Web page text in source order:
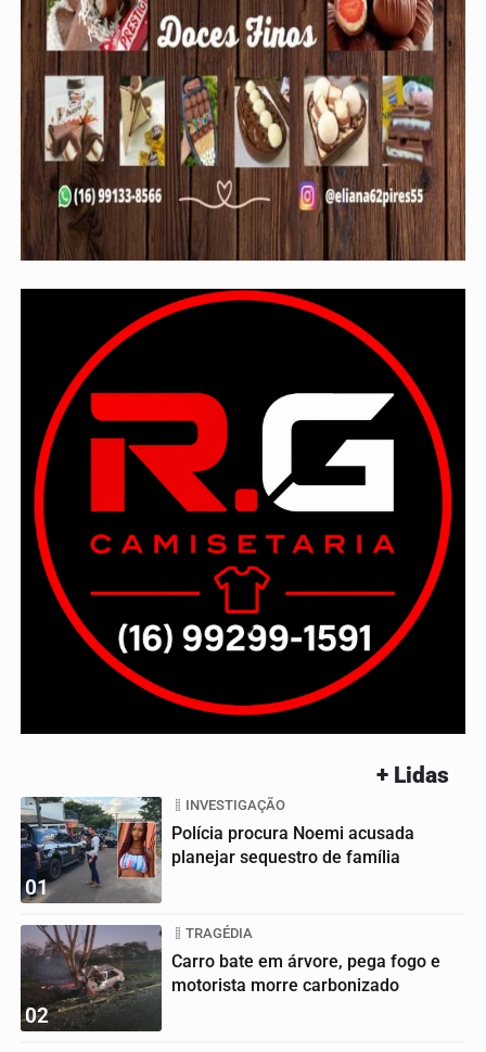
+ Lidas
01
INVESTIGAÇÃO
Polícia procura Noemi acusada
planejar sequestro de família
02
TRAGÉDIA
Carro bate em árvore, pega fogo e
motorista morre carbonizado